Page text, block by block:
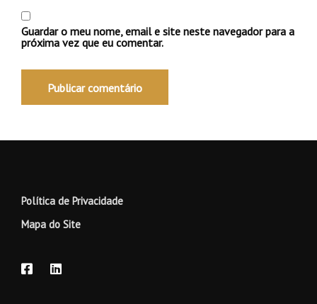
Guardar o meu nome, email e site neste navegador para a
próxima vez que eu comentar.
Política de Privacidade
Mapa do Site